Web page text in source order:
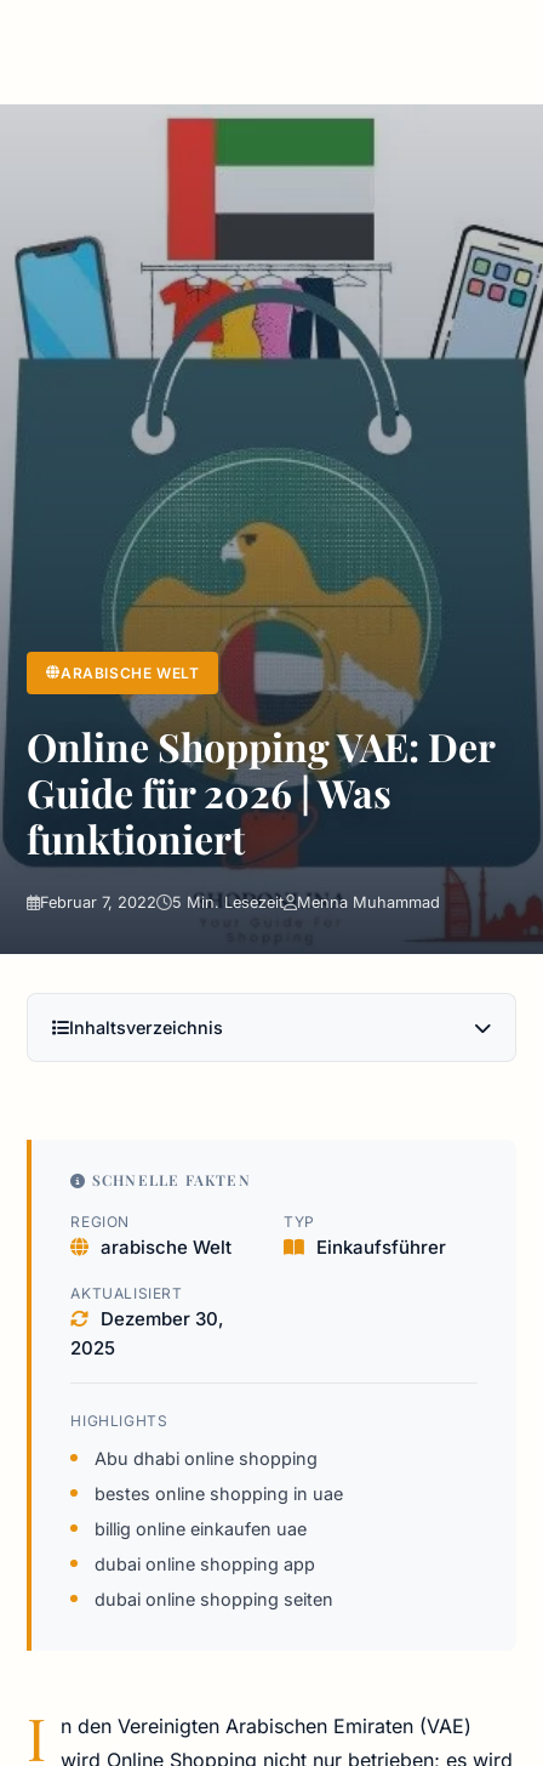
ARABISCHE WELT
Online Shopping VAE: Der
Guide für 2026 | Was
funktioniert
Februar 7, 2022 5 Min. Lesezeit Menna Muhammad
Inhaltsverzeichnis
SCHNELLE FAKTEN
REGION
arabische Welt
TYP
Einkaufsführer
AKTUALISIERT
Dezember 30,
2025
HIGHLIGHTS
Abu dhabi online shopping
bestes online shopping in uae
billig online einkaufen uae
dubai online shopping app
dubai online shopping seiten
I
n den Vereinigten Arabischen Emiraten (VAE)
wird Online Shopping nicht nur betrieben; es wird